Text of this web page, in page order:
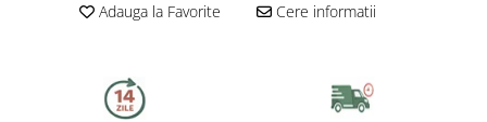
Aparate de tuns & ras
Mobilier pentru baie
Adauga la Favorite Cere informatii